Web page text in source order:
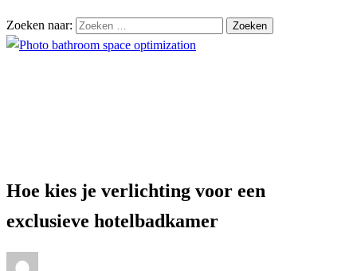
Zoeken naar:
Hoe kies je verlichting voor een
exclusieve hotelbadkamer